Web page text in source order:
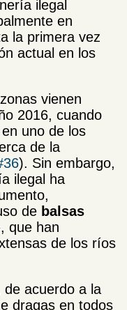
ilegal
en
la primera vez
actual en los
vienen
2016, cuando
uno de los
de la
). Sin embargo,
ilegal ha
de balsas
, que han
de los ríos
acuerdo a la
dragas en todos